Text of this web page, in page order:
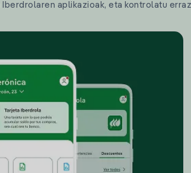
Iberdrolaren aplikazioak, eta kontrolatu